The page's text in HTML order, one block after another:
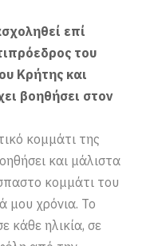
επί
του
Κρήτης και
βοηθήσει στον
κομμάτι της
και μάλιστα
κομμάτι του
μου χρόνια. Το
κάθε ηλικία, σε